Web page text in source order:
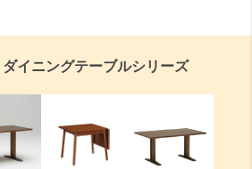
イニングテーブルシリーズ